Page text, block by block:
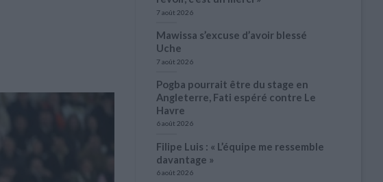
7 août 2026
Mawissa s’excuse d’avoir blessé
Uche
7 août 2026
Pogba pourrait être du stage en
Angleterre, Fati espéré contre Le
Havre
6 août 2026
Filipe Luis : « L’équipe me ressemble
davantage »
6 août 2026